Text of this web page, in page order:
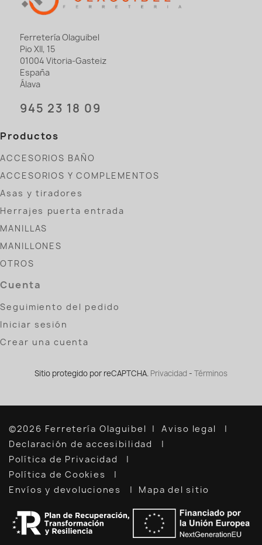
Ferretería Olaguibel
Pio XII, 15
01004 Vitoria-Gasteiz
España
Álava
945 23 18 09
Productos
ACCESORIOS BAÑO
ACCESORIOS Y COMPLEMENTOS
Asas y tiradores
Herrajes puerta entrada
MANILLAS
MANILLONES
OTROS
Cuenta
Seguimiento del pedido
Iniciar sesión
Crear una cuenta
Sitio protegido por reCAPTCHA. Privacidad - Términos
©2026 Ferretería Olaguibel
Aviso legal
Declaración de accesibilidad
Política de Privacidad
Política de Cookies
Envíos y devoluciones
Mapa del sitio